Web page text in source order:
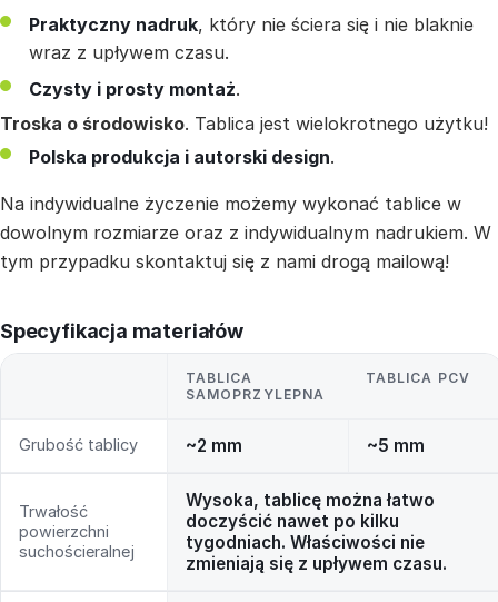
Praktyczny nadruk, który nie ściera się i nie blaknie
wraz z upływem czasu.
Czysty i prosty montaż.
Troska o środowisko. Tablica jest wielokrotnego użytku!
Polska produkcja i autorski design.
Na indywidualne życzenie możemy wykonać tablice w
dowolnym rozmiarze oraz z indywidualnym nadrukiem. W
tym przypadku skontaktuj się z nami drogą mailową!
Specyfikacja materiałów
TABLICA
SAMOPRZYLEPNA
TABLICA PCV
Grubość tablicy ~2 mm ~5 mm
Trwałość
powierzchni
suchościeralnej
Wysoka, tablicę można łatwo
doczyścić nawet po kilku
tygodniach. Właściwości nie
zmieniają się z upływem czasu.